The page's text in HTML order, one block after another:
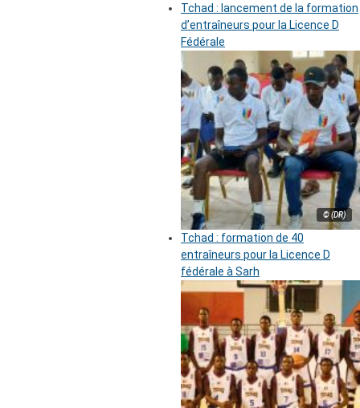
Tchad : lancement de la formation
d’entraîneurs pour la Licence D
Fédérale
© (DR)
Tchad : formation de 40
entraîneurs pour la Licence D
fédérale à Sarh